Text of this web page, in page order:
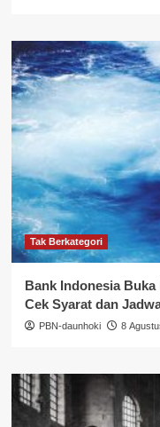
Tak Berkategori
Bank Indonesia Buka
Cek Syarat dan
PBN-daunhoki 8